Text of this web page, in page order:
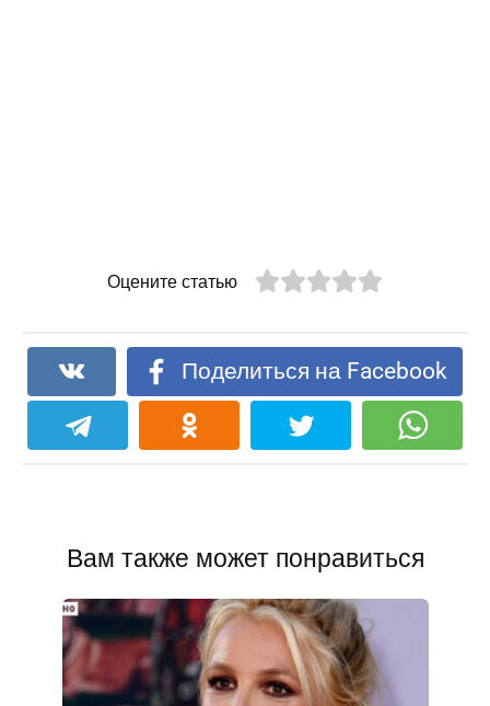
Оцените статью
Поделиться на Facebook
Вам также может понравиться